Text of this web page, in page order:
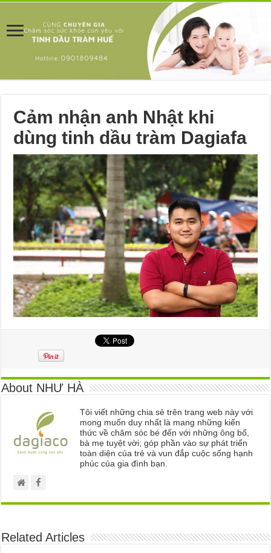
Cảm nhận anh Nhật khi
dùng tinh dầu tràm Dagiafa
About NHƯ HÀ
Tôi viết những chia sẻ trên trang web này với
mong muốn duy nhất là mang những kiến
thức về chăm sóc bé đến với những ông bố,
bà mẹ tuyệt vời; góp phần vào sự phát triển
toàn diện của trẻ và vun đắp cuộc sống hạnh
phúc của gia đình bạn.
Related Articles